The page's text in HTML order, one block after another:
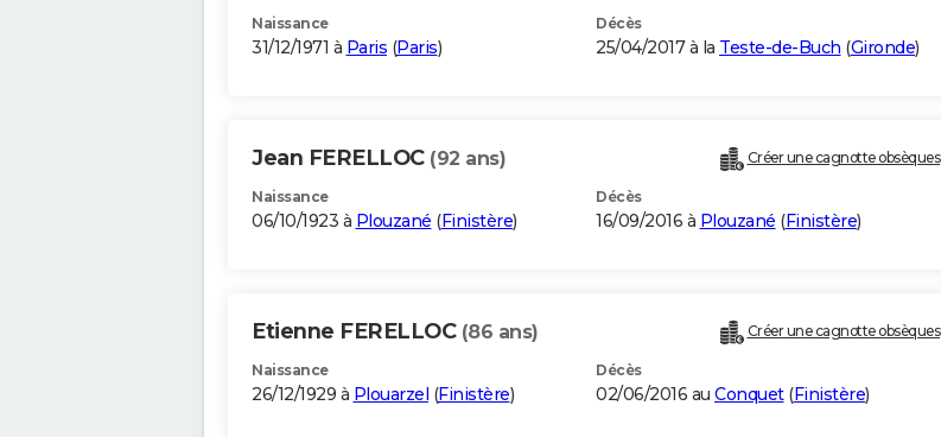
Naissance
31/12/1971 à Paris (Paris)
Décès
25/04/2017 à la Teste-de-Buch (Gironde)
Jean FERELLOC (92 ans) Créer une cagnotte obsèques
Naissance
06/10/1923 à Plouzané (Finistère)
Décès
16/09/2016 à Plouzané (Finistère)
Etienne FERELLOC (86 ans) Créer une cagnotte obsèques
Naissance
26/12/1929 à Plouarzel (Finistère)
Décès
02/06/2016 au Conquet(Finistère)